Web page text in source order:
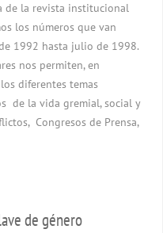
de la revista institucional
los números que van
1992 hasta julio de 1998.
nos permiten, en
diferentes temas
de la vida gremial, social y
Congresos de Prensa,
de género